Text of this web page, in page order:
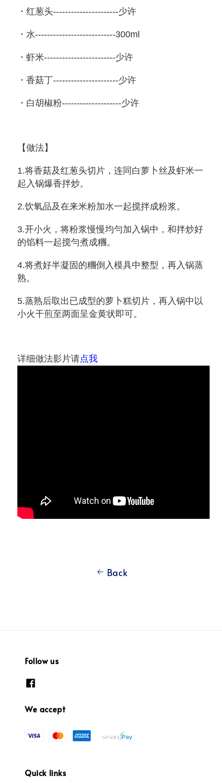
・红葱头----------------------少许
・水---------------------------300ml
・虾米------------------------少许
・香菇丁----------------------少许
・白胡椒粉--------------------少许
【做法】
1.将香菇及红葱头切片，连同白萝卜丝及虾米一
起入锅爆香拌炒。
2.饮氧品及在来米粉加水一起搅拌成粉浆。
3.开小火，将粉浆慢慢均勻加入锅中，和拌炒好
的馅料一起搅勻煮成糰。
4.将煮好半凝固的糰倒入模具中整型，再入锅蒸
熟。
5.蒸熟后取出已成型的萝卜糕切片，再入锅中以
小火干煎至两面呈金黄状即可。
详细做法影片请点我
Back
Follow us
We accept
Quick links